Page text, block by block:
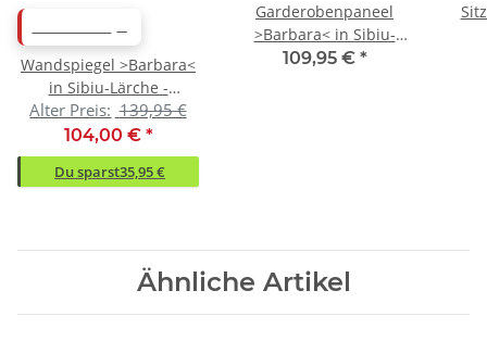
Wandspiegel >Barbara<
in Sibiu-Lärche -
96x92x4cm (BxHxT)
Alter Preis: 139,95 €
104,00 € *
Du sparst35,95 €
Garderobenpaneel
>Barbara< in Sibiu-
Lärche - 143x143x30cm
109,95 € *
Ähnliche Artikel